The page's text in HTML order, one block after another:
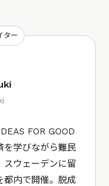
ター
FOR GOOD
を学びながら難民
スウェーデンに留
都内で開催。脱成